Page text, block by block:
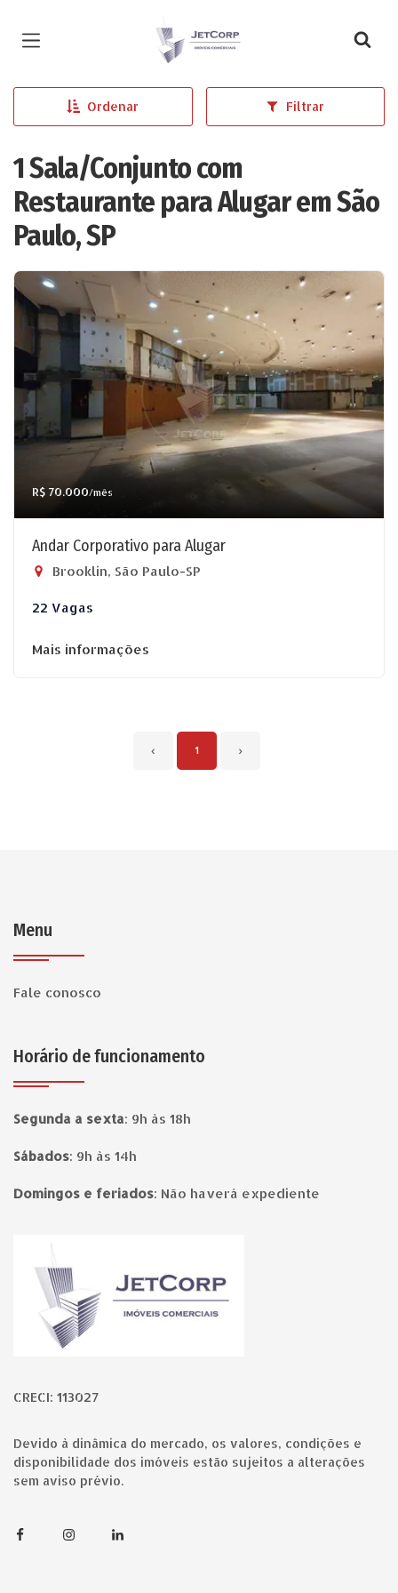
Página inicial
Ordenar Filtrar
1 Sala/Conjunto com
Restaurante para Alugar em São
Paulo, SP
R$ 70.000/mês
Andar Corporativo para Alugar
Brooklin, São Paulo-SP
22 Vagas
Mais informações
‹ 1 ›
Menu
Fale conosco
Horário de funcionamento
Segunda a sexta: 9h às 18h
Sábados: 9h às 14h
Domingos e feriados: Não haverá expediente
CRECI: 113027
Devido à dinâmica do mercado, os valores, condições e
disponibilidade dos imóveis estão sujeitos a alterações
sem aviso prévio.
FacebookInstagramLinkedin